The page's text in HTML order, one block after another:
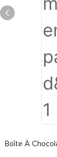
Boîte À